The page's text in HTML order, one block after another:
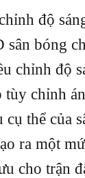
độ
sân bóng
chỉnh độ
tùy chỉnh
thể của
ra một
cho trận